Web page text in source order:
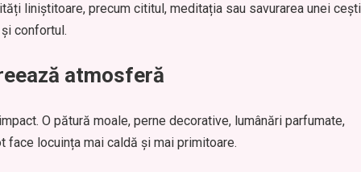
liniștitoare, precum cititul, meditația sau savurarea unei cești
confortul.
atmosferă
O pătură moale, perne decorative, lumânări parfumate,
locuința mai caldă și mai primitoare.